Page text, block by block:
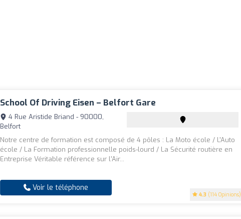
School Of Driving Eisen – Belfort Gare
4.3 (114 Opinions)
4 Rue Aristide Briand - 90000,
Belfort
Notre centre de formation est composé de 4 pôles : La Moto école / L'Auto
école / La Formation professionnelle poids-lourd / La Sécurité routière en
Entreprise Véritable référence sur l'Air...
Voir le téléphone